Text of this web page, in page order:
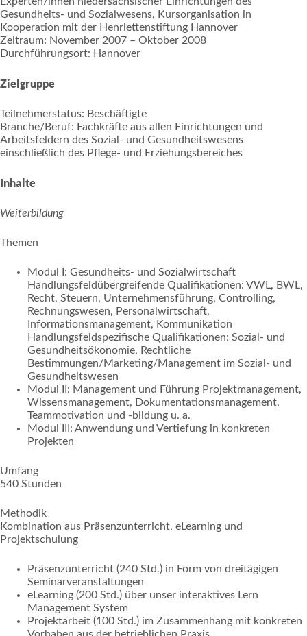
Gesundheits- und Sozialwesens, Kursorganisation in
Kooperation mit der Henriettenstiftung Hannover
Zeitraum: November 2007 – Oktober 2008
Durchführungsort: Hannover
Zielgruppe
Teilnehmerstatus: Beschäftigte
Branche/Beruf: Fachkräfte aus allen Einrichtungen und
Arbeitsfeldern des Sozial- und Gesundheitswesens
einschließlich des Pflege- und Erziehungsbereiches
Inhalte
Weiterbildung
Themen
Modul I: Gesundheits- und Sozialwirtschaft
Handlungsfeldübergreifende Qualifikationen: VWL, BWL,
Recht, Steuern, Unternehmensführung, Controlling,
Rechnungswesen, Personalwirtschaft,
Informationsmanagement, Kommunikation
Handlungsfeldspezifische Qualifikationen: Sozial- und
Gesundheitsökonomie, Rechtliche
Bestimmungen/Marketing/Management im Sozial- und
Gesundheitswesen
Modul II: Management und Führung Projektmanagement,
Wissensmanagement, Dokumentationsmanagement,
Teammotivation und -bildung u. a.
Modul III: Anwendung und Vertiefung in konkreten
Projekten
Umfang
540 Stunden
Methodik
Kombination aus Präsenzunterricht, eLearning und
Projektschulung
Präsenzunterricht (240 Std.) in Form von dreitägigen
Seminarveranstaltungen
eLearning (200 Std.) über unser interaktives Lern
Management System
Projektarbeit (100 Std.) im Zusammenhang mit konkreten